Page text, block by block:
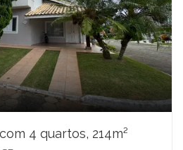
4 quartos, 214m²